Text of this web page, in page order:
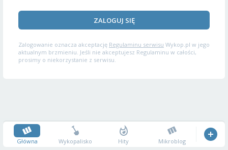
ZALOGUJ SIĘ
Zalogowanie oznacza akceptację Regulaminu serwisu Wykop.pl w jego
aktualnym brzmieniu. Jeśli nie akceptujesz Regulaminu w całości,
prosimy o niekorzystanie z serwisu.
Główna Wykopalisko Hity Mikroblog